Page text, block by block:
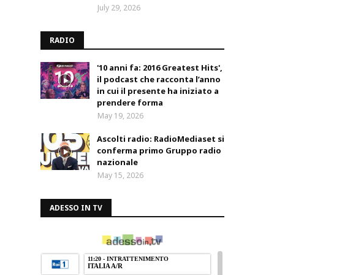
July 29, 2026
RADIO
'10 anni fa: 2016 Greatest Hits',
il podcast che racconta l’anno
in cui il presente ha iniziato a
prendere forma
May 19, 2026
Ascolti radio: RadioMediaset si
conferma primo Gruppo radio
nazionale
May 15, 2026
ADESSO IN TV